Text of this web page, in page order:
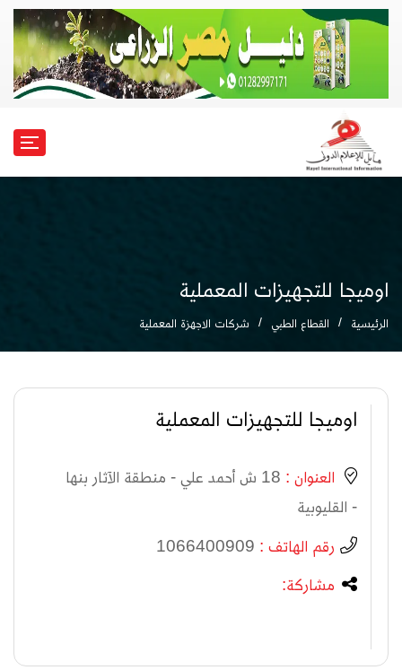
اوميجا للتجهيزات المعملية
الرئيسية القطاع الطبي شركات الاجهزة المعملية
اوميجا للتجهيزات المعملية
العنوان :
18 ش أحمد علي - منطقة الآثار بنها
- القليوبية
رقم الهاتف : 1066400909
مشاركة: